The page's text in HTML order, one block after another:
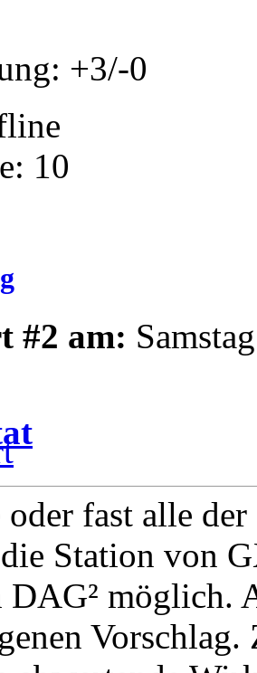
+3/-0
10
#2 am:
oder fast alle
Station von
DAG² möglich.